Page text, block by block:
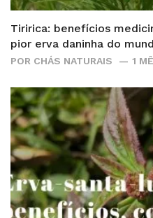
Tiririca: benefícios
pior erva daninha do
POR CHÁS NATURAIS 1